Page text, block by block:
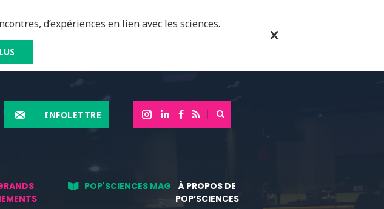
d’expériences en lien avec les sciences.
INFOLETTRE
POP'SCIENCES MAG
À PROPOS DE
POP’SCIENCES